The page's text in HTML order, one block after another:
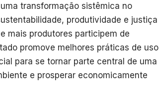
transformação sistêmica no
produtividade e justiça
mais produtores participem de
promove melhores práticas de uso
para se tornar parte central de uma
e prosperar economicamente